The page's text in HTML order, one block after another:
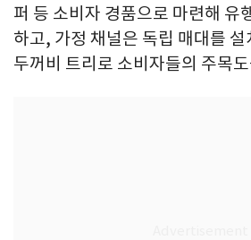
퍼 등 소비자 경품으로 마련해 유
하고, 가정 채널은 독립 매대를
두꺼비 트리로 소비자들의 주목